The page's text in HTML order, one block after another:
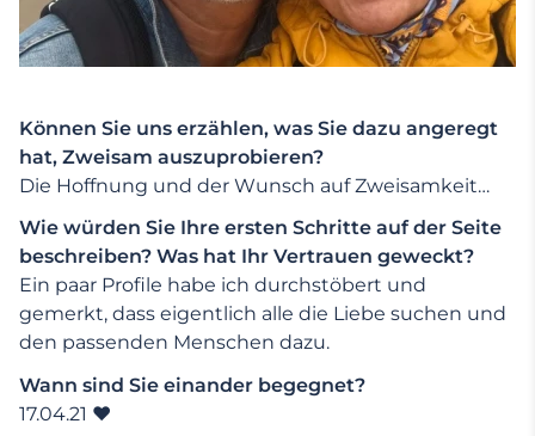
Können Sie uns erzählen, was Sie dazu angeregt
hat, Zweisam auszuprobieren?
Die Hoffnung und der Wunsch auf Zweisamkeit…
Wie würden Sie Ihre ersten Schritte auf der Seite
beschreiben? Was hat Ihr Vertrauen geweckt?
Ein paar Profile habe ich durchstöbert und
gemerkt, dass eigentlich alle die Liebe suchen und
den passenden Menschen dazu.
Wann sind Sie einander begegnet?
17.04.21 ❤️